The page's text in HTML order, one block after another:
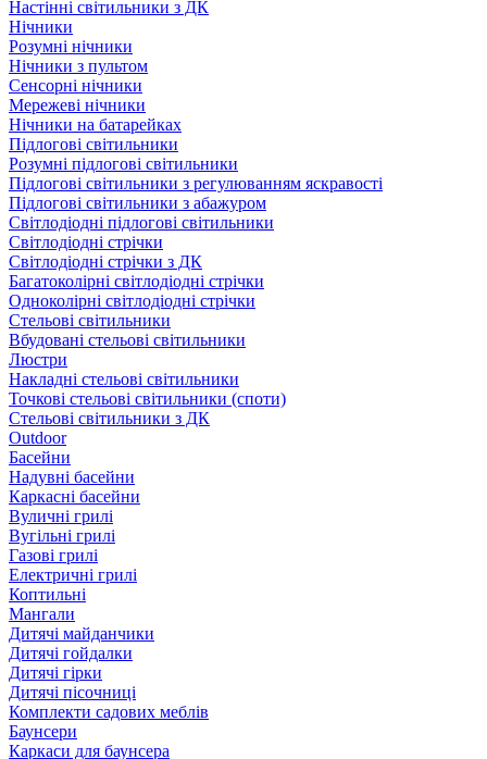
Настінні світильники з ДК
Нічники
Розумні нічники
Нічники з пультом
Сенсорні нічники
Мережеві нічники
Нічники на батарейках
Підлогові світильники
Розумні підлогові світильники
Підлогові світильники з регулюванням яскравості
Підлогові світильники з абажуром
Світлодіодні підлогові світильники
Світлодіодні стрічки
Світлодіодні стрічки з ДК
Багатоколірні світлодіодні стрічки
Одноколірні світлодіодні стрічки
Стельові світильники
Вбудовані стельові світильники
Люстри
Накладні стельові світильники
Точкові стельові світильники (споти)
Стельові світильники з ДК
Outdoor
Басейни
Надувні басейни
Каркасні басейни
Вуличні грилі
Вугільні грилі
Газові грилі
Електричні грилі
Коптильні
Мангали
Дитячі майданчики
Дитячі гойдалки
Дитячі гірки
Дитячі пісочниці
Комплекти садових меблів
Баунсери
Каркаси для баунсера